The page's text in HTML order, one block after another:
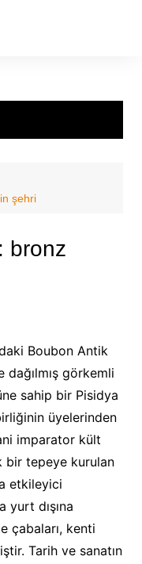
şehri
bronz
Boubon Antik
dağılmış görkemli
sahip bir Pisidya
üyelerinden
imparator kült
bir tepeye kurulan
etkileyici
yurt dışına
çabaları, kenti
Tarih ve sanatın